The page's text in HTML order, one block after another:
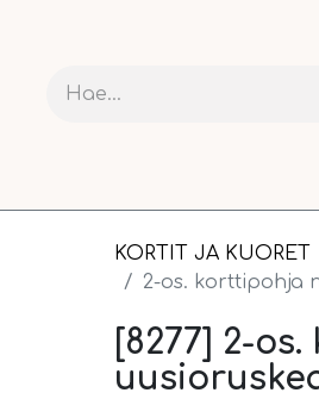
KORTIT JA KUORET
2-os. korttipohja
[8277] 2-